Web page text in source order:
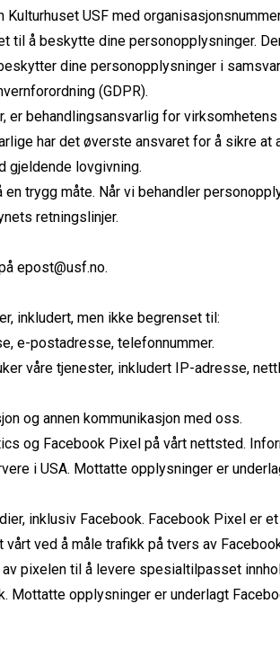
USF med
til å beskytte dine personopplysninger.
dine personopplysninger i
(GDPR).
er behandlingsansvarlig for
har det øverste ansvaret for å sikre at
gjeldende lovgivning.
trygg måte. Når vi behandler
retningslinjer.
epost@usf.no.
inkludert, men ikke begrenset til:
e-postadresse, telefonnummer.
våre tjenester, inkludert IP-adresse,
og annen kommunikasjon med oss.
og Facebook Pixel på vårt nettsted.
i USA. Mottatte opplysninger er
inklusiv Facebook. Facebook Pixel er
ved å måle trafikk på tvers av
pixelen til å levere spesialtilpasset
Mottatte opplysninger er underlagt